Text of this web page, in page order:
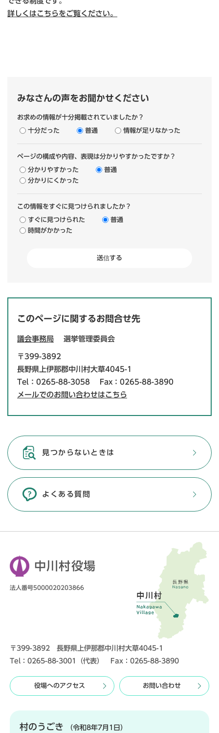
詳しくはこちらをご覧ください。
みなさんの声をお聞かせください
お求めの情報が十分掲載されていましたか？
十分だった 普通 情報が足りなかった
ページの構成や内容、表現は分かりやすかったですか？
分かりやすかった
普通
分かりにくかった
この情報をすぐに見つけられましたか？
すぐに見つけられた
普通
時間がかかった
このページに関するお問合せ先
議会事務局 選挙管理委員会
〒399-3892
長野県上伊那郡中川村大草4045-1
Tel：0265-88-3058
Fax：0265-88-3890
メールでのお問い合わせはこちら
見つからないときは
よくある質問
中川村役場
法人番号5000020203866
〒399-3892 長野県上伊那郡中川村大草4045-1
Tel：0265-88-3001（代表） Fax：0265-88-3890
役場へのアクセス お問い合わせ
村のうごき （令和8年7月1日）